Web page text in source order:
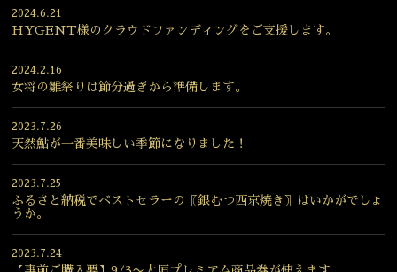
2024.6.21
HYGENT様のクラウドファンディングをご支援します。
2024.2.16
女将の雛祭りは節分過ぎから準備します。
2023.7.26
天然鮎が一番美味しい季節になりました！
2023.7.25
ふるさと納税でベストセラーの〖銀むつ西京焼き〗はいかがでしょ
うか。
2023.7.24